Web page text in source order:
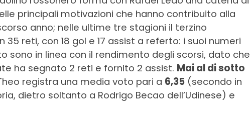
principali motivazioni che hanno contribuito alla
anno; nelle ultime tre stagioni il terzino
reti, con 18 gol e 17 assist a referto: i suoi numeri
sono in linea con il rendimento degli scorsi, dato che
ha segnato 2 reti e fornito 2 assist. Mai al di sotto
registra una media voto pari a 6,35 (secondo in
dietro soltanto a Rodrigo Becao dell’Udinese) e